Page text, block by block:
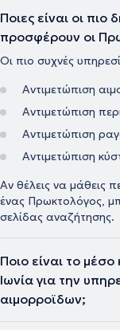
Ποιες είναι οι πιο
προσφέρουν οι
Οι πιο συχνές
Αντιμετώπιση
Αντιμετώπιση
Αντιμετώπιση
Αντιμετώπιση
Αν θέλεις να μάθεις
ένας Πρωκτολόγος,
σελίδας αναζήτησης.
Ποιο είναι το
Ιωνία για την
αιμορροϊδων;